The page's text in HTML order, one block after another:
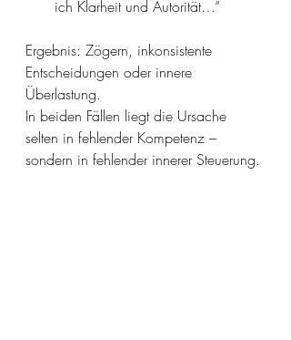
ich Klarheit und Autorität…“
Ergebnis: Zögern, inkonsistente
Entscheidungen oder innere
Überlastung.
In beiden Fällen liegt die Ursache
selten in fehlender Kompetenz –
sondern in fehlender innerer Steuerung.